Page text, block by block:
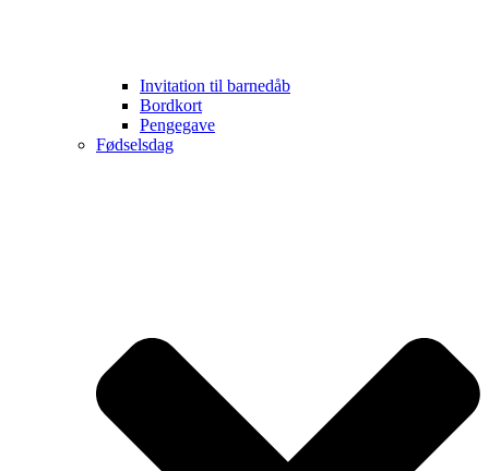
Invitation til barnedåb
Bordkort
Pengegave
Fødselsdag